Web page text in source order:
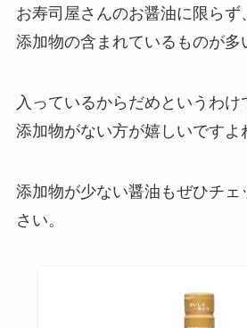
お寿司屋さんのお醤油に限らず
添加物の含まれているものが多
入っているからだめというわけ
添加物がない方が嬉しいですよ
添加物が少ない醤油もぜひチェ
さい。